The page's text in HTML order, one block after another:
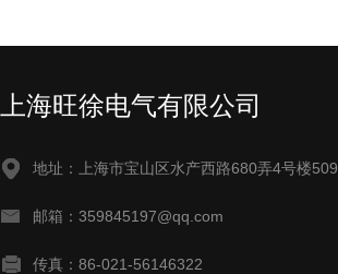
上海旺徐电气有限公司
地址：上海市宝山区水产西路680弄4号楼509
邮箱：359845197@qq.com
传真：86-021-56146322